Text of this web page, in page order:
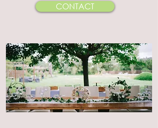
CONTACT